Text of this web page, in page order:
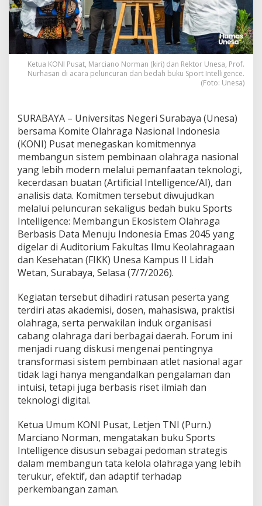
N
I
P
u
s
t
u
a
t
P
m
b
i
n
a
a
n
A
t
l
L
e
w
a
S
p
o
r
n
e
l
l
i
g
Ketua KONI Pusat, Marciano Norman (kiri) dan Rektor Unesa, Prof.
Nurhasan di acara peluncuran dan bedah buku Sport Intelligence.
(Foto: Unesa)
SURABAYA – Universitas Negeri Surabaya (Unesa)
bersama Komite Olahraga Nasional Indonesia
(KONI) Pusat menegaskan komitmennya
membangun sistem pembinaan olahraga nasional
yang lebih modern melalui pemanfaatan teknologi,
kecerdasan buatan (Artificial Intelligence/AI), dan
analisis data. Komitmen tersebut diwujudkan
melalui peluncuran sekaligus bedah buku Sports
Intelligence: Membangun Ekosistem Olahraga
Berbasis Data Menuju Indonesia Emas 2045 yang
digelar di Auditorium Fakultas Ilmu Keolahragaan
dan Kesehatan (FIKK) Unesa Kampus II Lidah
Wetan, Surabaya, Selasa (7/7/2026).
Kegiatan tersebut dihadiri ratusan peserta yang
terdiri atas akademisi, dosen, mahasiswa, praktisi
olahraga, serta perwakilan induk organisasi
cabang olahraga dari berbagai daerah. Forum ini
menjadi ruang diskusi mengenai pentingnya
transformasi sistem pembinaan atlet nasional agar
tidak lagi hanya mengandalkan pengalaman dan
intuisi, tetapi juga berbasis riset ilmiah dan
teknologi digital.
Ketua Umum KONI Pusat, Letjen TNI (Purn.)
Marciano Norman, mengatakan buku Sports
Intelligence disusun sebagai pedoman strategis
dalam membangun tata kelola olahraga yang lebih
terukur, efektif, dan adaptif terhadap
perkembangan zaman.